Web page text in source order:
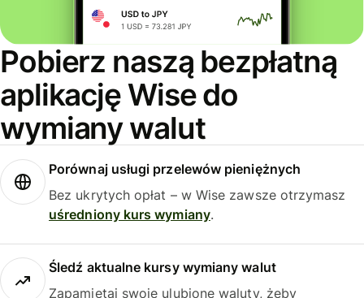
Pobierz naszą bezpłatną
aplikację Wise do
wymiany walut
Porównaj usługi przelewów pieniężnych
Bez ukrytych opłat – w Wise zawsze otrzymasz
uśredniony kurs wymiany.
Śledź aktualne kursy wymiany walut
Zapamiętaj swoje ulubione waluty, żeby